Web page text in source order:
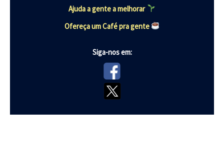
Ajuda a gente a melhorar
Ofereça um Café pra gente
Siga-nos em: